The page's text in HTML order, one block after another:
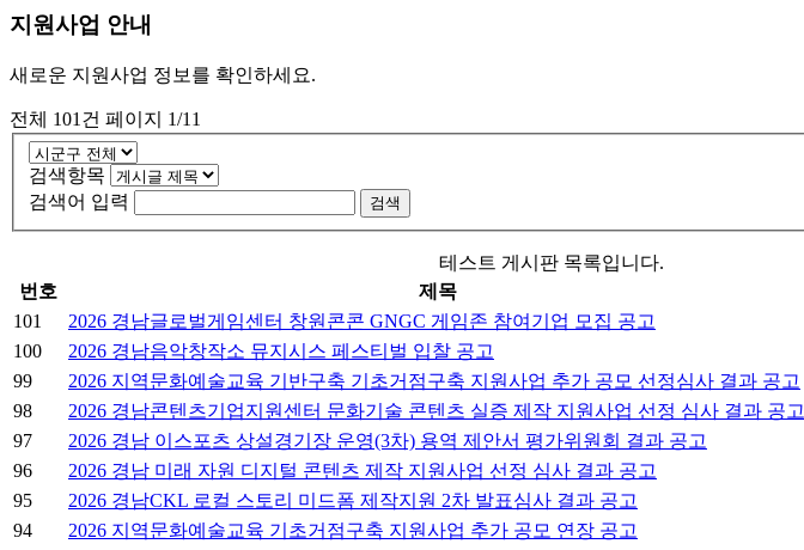
지원사업 안내
새로운 지원사업 정보를 확인하세요.
전체 101 건 페이지 1/11
검색항목
검색어 입력
검색
테스트 게시판 목록입니다.
번호
제목
101
2026 경남글로벌게임센터 창원콘콘 GNGC 게임존 참여기업 모집 공고
100
2026 경남음악창작소 뮤지시스 페스티벌 입찰 공고
99
2026 지역문화예술교육 기반구축 기초거점구축 지원사업 추가 공모 선정심사 결과 공고
98
2026 경남콘텐츠기업지원센터 문화기술 콘텐츠 실증 제작 지원사업 선정 심사 결과 공고
97
2026 경남 이스포츠 상설경기장 운영(3차) 용역 제안서 평가위원회 결과 공고
96
2026 경남 미래 자원 디지털 콘텐츠 제작 지원사업 선정 심사 결과 공고
95
2026 경남CKL 로컬 스토리 미드폼 제작지원 2차 발표심사 결과 공고
94
2026 지역문화예술교육 기초거점구축 지원사업 추가 공모 연장 공고